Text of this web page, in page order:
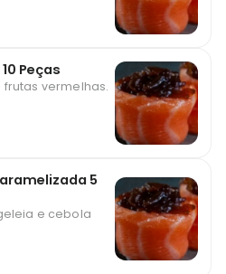
Peças
vermelhas.
5
e cebola